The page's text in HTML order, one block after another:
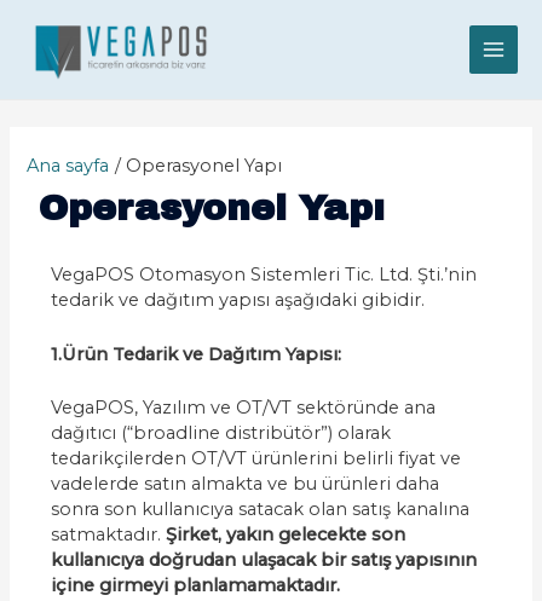
Ana sayfa Operasyonel Yapı
Operasyonel Yapı
VegaPOS Otomasyon Sistemleri Tic. Ltd. Şti.’nin
tedarik ve dağıtım yapısı aşağıdaki gibidir.
1.Ürün Tedarik ve Dağıtım Yapısı:
VegaPOS, Yazılım ve OT/VT sektöründe ana
dağıtıcı (“broadline distribütör”) olarak
tedarikçilerden OT/VT ürünlerini belirli fiyat ve
vadelerde satın almakta ve bu ürünleri daha
sonra son kullanıcıya satacak olan satış kanalına
satmaktadır.Şirket, yakın gelecekte son
kullanıcıya doğrudan ulaşacak bir satış yapısının
içine girmeyi planlamamaktadır.